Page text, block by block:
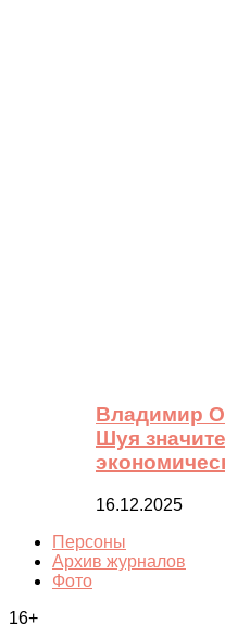
Владимир
Шуя
16.12.2025
Персоны
Архив журналов
Фото
16+